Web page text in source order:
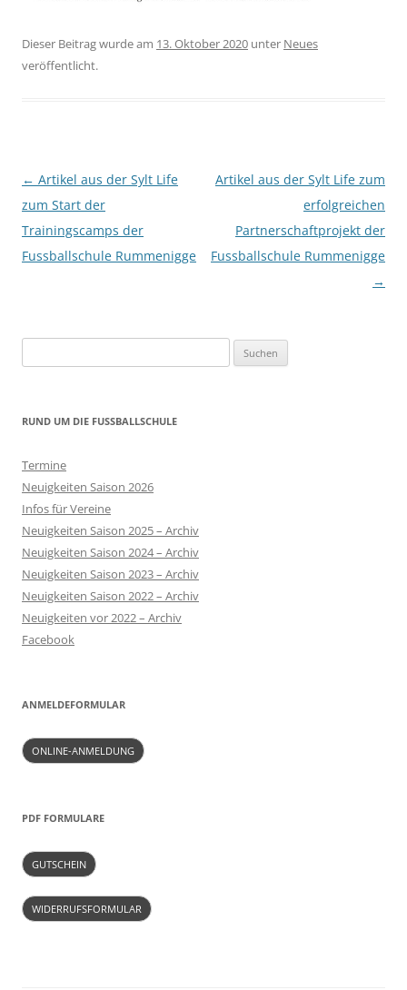
Dieser Beitrag wurde am 13. Oktober 2020 unter Neues
veröffentlicht.
Beitragsnavigation
← Artikel aus der Sylt Life
zum Start der
Trainingscamps der
Fussballschule Rummenigge
Artikel aus der Sylt Life zum
erfolgreichen
Partnerschaftprojekt der
Fussballschule Rummenigge
→
nach:
RUND UM DIE FUSSBALLSCHULE
Termine
Neuigkeiten Saison 2026
Infos für Vereine
Neuigkeiten Saison 2025 – Archiv
Neuigkeiten Saison 2024 – Archiv
Neuigkeiten Saison 2023 – Archiv
Neuigkeiten Saison 2022 – Archiv
Neuigkeiten vor 2022 – Archiv
Facebook
ANMELDEFORMULAR
ONLINE-ANMELDUNG
PDF FORMULARE
GUTSCHEIN
WIDERRUFSFORMULAR